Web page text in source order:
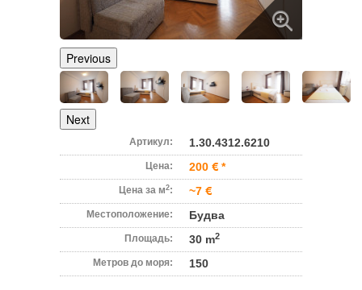
Previous
Next
Артикул: 1.30.4312.6210
Цена: 200 *
Цена за м2: ~7
Местоположение: Будва
Площадь: 30 m2
Метров до моря: 150